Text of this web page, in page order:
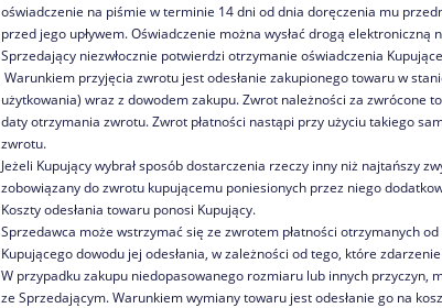
oświadczenie na piśmie w terminie 14 dni od dnia doręczenia mu
przed jego upływem. Oświadczenie można wysłać drogą elektroniczną
Sprzedający niezwłocznie potwierdzi otrzymanie oświadczenia
Warunkiem przyjęcia zwrotu jest odesłanie zakupionego towaru w
użytkowania) wraz z dowodem zakupu. Zwrot należności za zwrócone
daty otrzymania zwrotu. Zwrot płatności nastąpi przy użyciu takiego
zwrotu.
Jeżeli Kupujący wybrał sposób dostarczenia rzeczy inny niż najtańszy
zobowiązany do zwrotu kupującemu poniesionych przez niego
Koszty odesłania towaru ponosi Kupujący.
Sprzedawca może wstrzymać się ze zwrotem płatności otrzymanych
Kupującego dowodu jej odesłania, w zależności od tego, które
W przypadku zakupu niedopasowanego rozmiaru lub innych przyczyn,
ze Sprzedającym. Warunkiem wymiany towaru jest odesłanie go na